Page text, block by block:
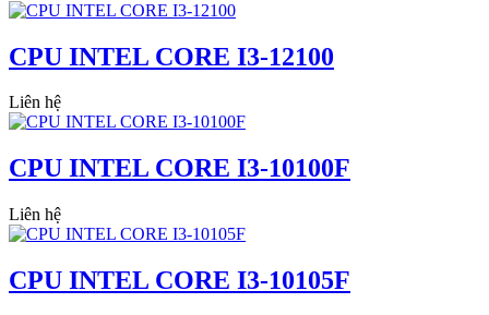
CPU INTEL CORE I3-12100
Liên hệ
CPU INTEL CORE I3-10100F
Liên hệ
CPU INTEL CORE I3-10105F